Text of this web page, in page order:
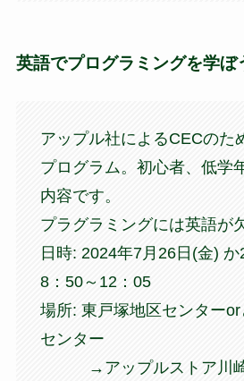
英語でプログラミングを学ぼ
アップル社によるCECのた
プログラム。初心者、低学
内容です。
プラグラミングには英語が
日時: 2024年7月26日(金)
8：50～12：05
場所: 東戸塚地区センター
センター
→アップルストア川崎